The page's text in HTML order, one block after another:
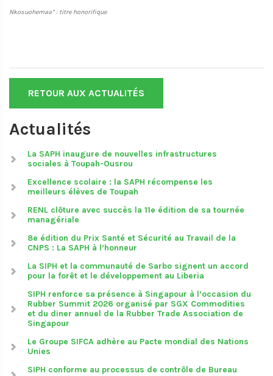
Nkosuohemaa* : titre honorifique
RETOUR AUX ACTUALITÉS
Actualités
La SAPH inaugure de nouvelles infrastructures
sociales à Toupah-Ousrou
Excellence scolaire : la SAPH récompense les
meilleurs élèves de Toupah
RENL clôture avec succès la 11e édition de sa tournée
managériale
8e édition du Prix Santé et Sécurité au Travail de la
CNPS : La SAPH à l’honneur
La SIPH et la communauté de Sarbo signent un accord
pour la forêt et le développement au Liberia
SIPH renforce sa présence à Singapour à l’occasion du
Rubber Summit 2026 organisé par SGX Commodities
et du diner annuel de la Rubber Trade Association de
Singapour
Le Groupe SIFCA adhère au Pacte mondial des Nations
Unies
SIPH conforme au processus de contrôle de Bureau